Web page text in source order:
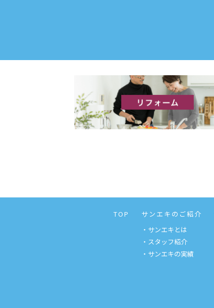
TOP
サンエキのご紹介
・サンエキとは
・スタッフ紹介
・サンエキの実績